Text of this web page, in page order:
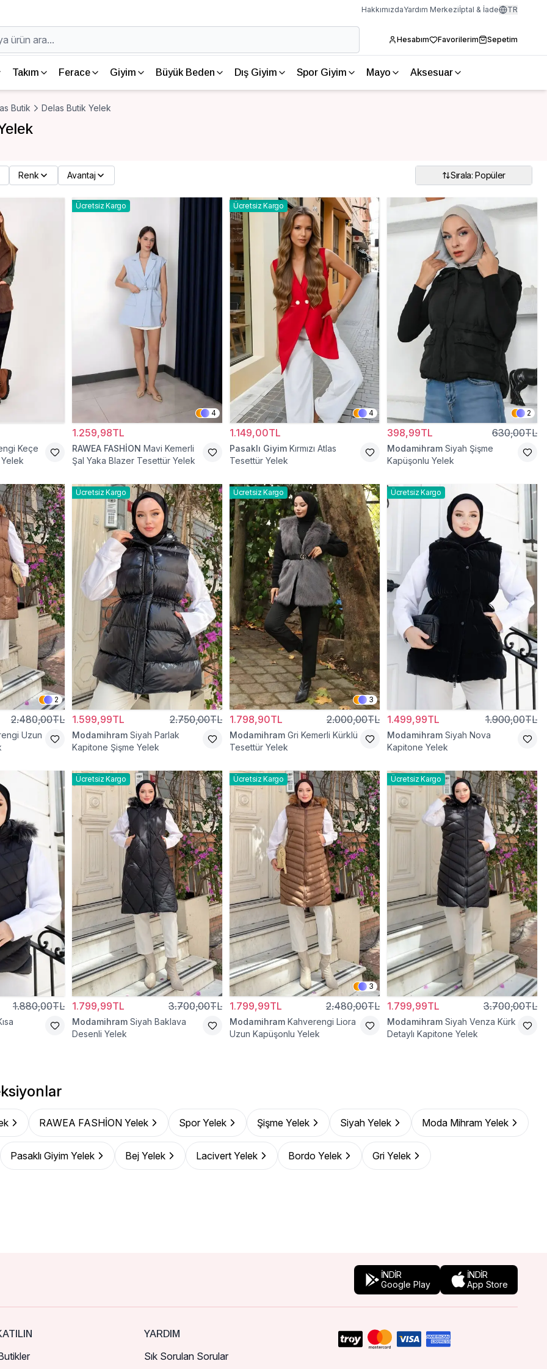
HakkımızdaYardım Merkeziİptal & İade TR
Hesabım Favorilerim Sepetim
Takım Ferace Giyim Büyük Beden Dış Giyim Spor Giyim Mayo Aksesuar
Butik Delas Butik Yelek
Renk Avantaj Sırala: Popüler
Keçe
Ücretsiz Kargo
4
1.259,98TL
RAWEA FASHİON Mavi Kemerli
Şal Yaka Blazer Tesettür Yelek
Ücretsiz Kargo
4
1.149,00TL
Pasaklı Giyim Kırmızı Atlas
Tesettür Yelek
2
398,99TL 630,00TL
Modamihram Siyah Şişme
Kapüşonlu Yelek
2
2.480,00TL
Uzun
Ücretsiz Kargo
1.599,99TL 2.750,00TL
Modamihram Siyah Parlak
Kapitone Şişme Yelek
Ücretsiz Kargo
3
1.798,90TL 2.000,00TL
Modamihram Gri Kemerli Kürklü
Tesettür Yelek
Ücretsiz Kargo
1.499,99TL 1.900,00TL
Modamihram Siyah Nova
Kapitone Yelek
1.880,00TL
Ücretsiz Kargo
1.799,99TL 3.700,00TL
Modamihram Siyah Baklava
Desenli Yelek
Ücretsiz Kargo
3
1.799,99TL 2.480,00TL
Modamihram Kahverengi Liora
Uzun Kapüşonlu Yelek
Ücretsiz Kargo
1.799,99TL 3.700,00TL
Modamihram Siyah Venza Kürk
Detaylı Kapitone Yelek
RAWEA FASHİON Yelek Spor Yelek Şişme Yelek Siyah Yelek Moda Mihram Yelek
Pasaklı Giyim Yelek Bej Yelek Lacivert Yelek Bordo Yelek Gri Yelek
İNDİR
Google Play
İNDİR
App Store
YARDIM
Sık Sorulan Sorular